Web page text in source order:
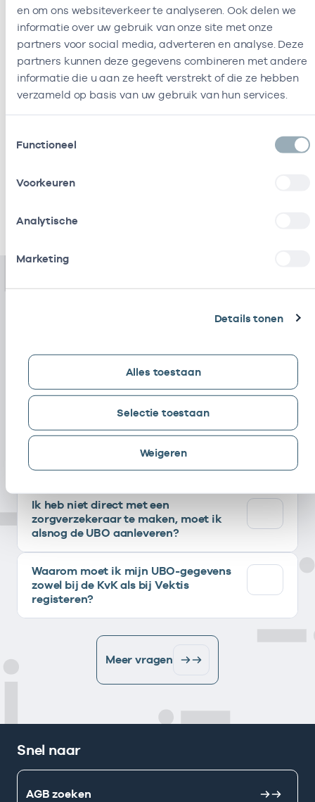
en om ons websiteverkeer te analyseren. Ook delen we
informatie over uw gebruik van onze site met onze
partners voor social media, adverteren en analyse. Deze
partners kunnen deze gegevens combineren met andere
informatie die u aan ze heeft verstrekt of die ze hebben
verzameld op basis van uw gebruik van hun services.
Functioneel
Voorkeuren
Analytische
Marketing
Details tonen
Alles toestaan
Selectie toestaan
Weigeren
hoef jij niet per verzekeraar apart te leveren.
Jaarlijks vraagt Vektis jou om de gegevens te
controleren en te bevestigen.
Informatie sanctiewetgeving (via dnb.nl)
Waarom moet ik de UBO van mijn
organisatie doorgeven aan Vektis?
Wat gebeurt er als ik de UBO van mijn
organisatie niet doorgeef?
Ik heb niet direct met een
zorgverzekeraar te maken, moet ik
alsnog de UBO aanleveren?
Waarom moet ik mijn UBO-gegevens
zowel bij de KvK als bij Vektis
registeren?
Meer vragen
Snel naar
AGB zoeken